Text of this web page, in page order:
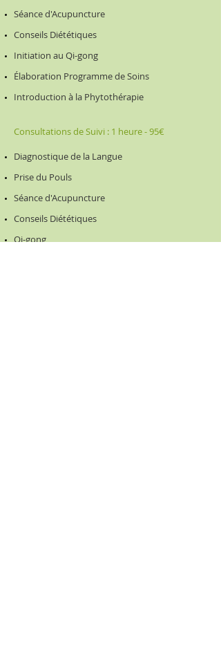
Séance d'Acupuncture
Conseils Diététiques
Initiation au Qi-gong
Élaboration Programme de Soins
Introduction à la Phytothérapie
Consultations de Suivi : 1 heure - 95€
Diagnostique de la Langue
Prise du Pouls
Séance d'Acupuncture
Conseils Diététiques
Qi-gong